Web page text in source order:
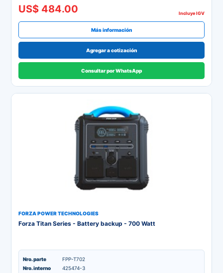
US$ 484.00 Incluye IGV
Más información
Agregar a cotización
Consultar por WhatsApp
FORZA POWER TECHNOLOGIES
Forza Titan Series - Battery backup - 700 Watt
Nro. parte
FPP-T702
Nro. interno
425474-3